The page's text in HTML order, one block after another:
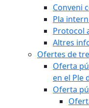
Conveni
Pla
Protocol
Altres
Ofertes de
Oferta
en el Ple
Oferta